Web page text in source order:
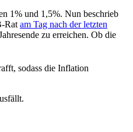
1% und 1,5%. Nun beschrieb
Rat am Tag nach der letzten
zu erreichen. Ob die
sodass die Inflation